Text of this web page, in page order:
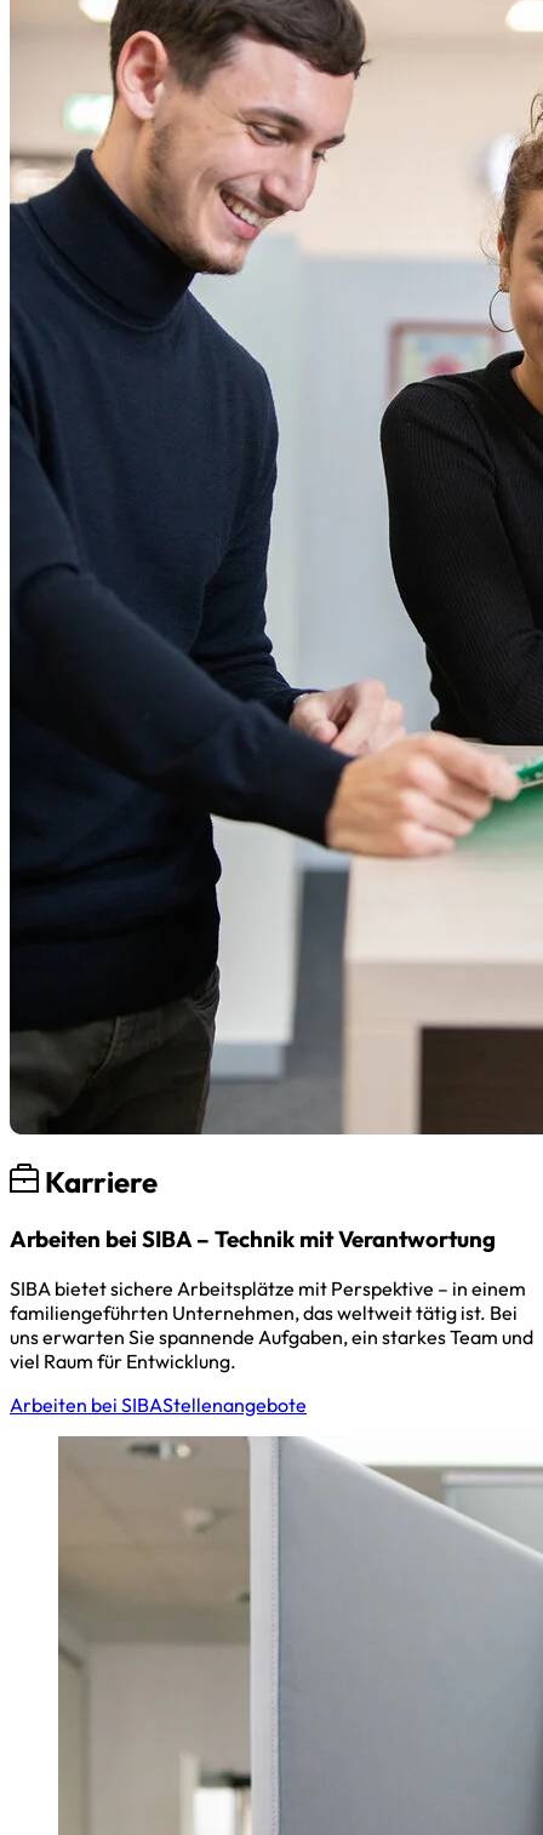
Karriere
Arbeiten bei SIBA – Technik mit Verantwortung
SIBA bietet sichere Arbeitsplätze mit Perspektive – in einem
familiengeführten Unternehmen, das weltweit tätig ist. Bei
uns erwarten Sie spannende Aufgaben, ein starkes Team und
viel Raum für Entwicklung.
Arbeiten bei SIBAStellenangebote